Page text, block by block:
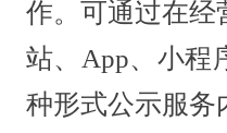
作。可通过在经
站、App、小程
种形式公示服务